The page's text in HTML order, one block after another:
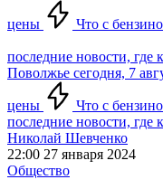
цены Что с
последние новости, где
Поволжье сегодня, 7
цены
Что с
последние новости, где
Николай Шевченко
22:00 27 января 2024
Общество